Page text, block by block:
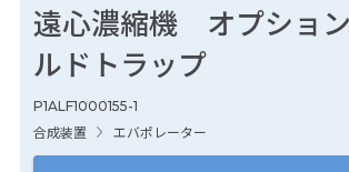
遠心濃縮機 オプショ
ルドトラップ
P1ALF1000155-1
合成装置
エバポレーター